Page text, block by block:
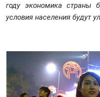
году экономика страны
условия населения будут